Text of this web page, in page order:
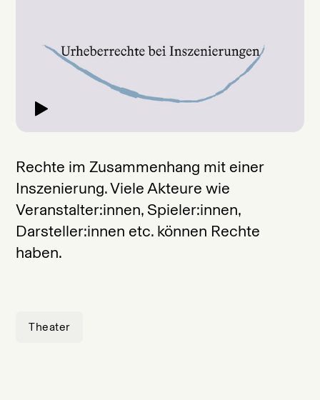
Rechte im Zusammenhang mit einer
Inszenierung. Viele Akteure wie
Veranstalter:innen, Spieler:innen,
Darsteller:innen etc. können Rechte
haben.
Theater